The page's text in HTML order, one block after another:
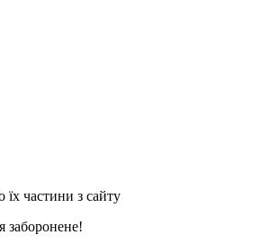
їх частини з сайту
заборонене!